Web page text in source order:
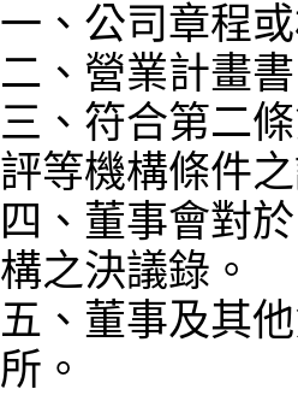
一、公司章程
二、營業計畫
三、符合第二
評等機構條件
四、董事會對
構之決議錄。
五、董事及其
所。